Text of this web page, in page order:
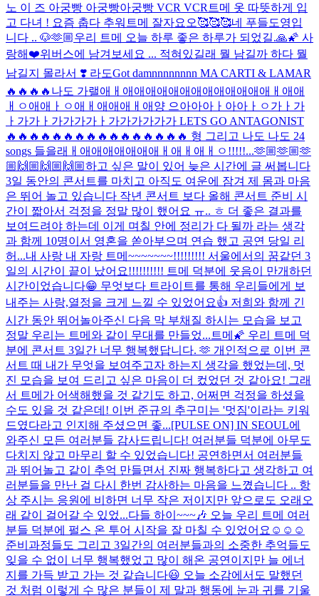
노 이 즈 아궁빵 아궁빵아궁빵 VCR VCR 트메 옷 따뜻하게 입
고 다녀 ! 요즘 춥다 추워 트메 잘자요오🥰🥰🥰네 푸들도영입
니다 .. 🐶🫶🏼우리 트메 오늘 하루 좋은 하루가 되었길.🙏🌠 사
랑해❤️위버스에 남겨보세요 ... 적혀있길래 뭘 남길까 하다 뭘
남길지 몰라서 ❣️ 라도Got damnnnnnnnn MA CARTI & LAMAR
🔥🔥🔥🔥나도 가랠애ㅐ애애애애애애애애애애애애애ㅐ애애
ㅐㅇ애애ㅏㅇ애ㅐ애애애ㅐ애양 으아아아ㅏ아아ㅏㅇ가ㅏ가
ㅏ가가ㅏ가가가가ㅏ가가가가가가 LETS GO ANTAGONIST
🔥🔥🔥🔥🔥🔥🔥🔥🔥🔥🔥🔥🔥🔥🔥🔥 형 그리고 나도 나도 24
songs 들을래ㅐ애애애애애애애ㅐ애ㅐ애ㅐㅇ!!!!!...🫶🏼🫶🏼🫶
🏼🙌🏼🙌🏼🙌🏼하고 싶은 말이 있어 늦은 시간에 글 써봅니다
3일 동안의 콘서트를 마치고 아직도 여운에 잠겨 제 몸과 마음
은 뛰어 놀고 있습니다 작년 콘서트 보다 올해 콘서트 준비 시
간이 짧아서 걱정을 정말 많이 했어요 ㅠ.. ㅎ 더 좋은 결과를
보여드려야 하는데 이게 며칠 안에 정리가 다 될까 라는 생각
과 함께 10명이서 영혼을 쏟아부으며 연습 했고 공연 당일 리
허...내 사랑 내 자랑 트메~~~~~~~!!!!!!!!! 서울에서의 꿈같던 3
일의 시간이 끝이 났어요!!!!!!!!!! 트메 덕분에 웃음이 만개하던
시간이었습니다😁 무엇보다 트라이트를 통해 우리들에게 보
내주는 사랑,열정을 크게 느낄 수 있었어요👍 저희와 함께 긴
시간 동안 뛰어놀아주신 다음 막 부채질 하시는 모습을 보고
정말 우리는 트메와 같이 무대를 만들었... 트메🌠 우리 트메 덕
분에 콘서트 3일간 너무 행복했답니다. 🫶 개인적으로 이번 콘
서트 때 내가 무엇을 보여주고자 하는지 생각을 했었는데, 멋
진 모습을 보여 드리고 싶은 마음이 더 컸었던 것 같아요! 그래
서 트메가 어색해했을 것 같기도 하고, 어쩌면 걱정을 하셨을
수도 있을 것 같은데! 이번 준규의 추구미는 '멋짐'이라는 키워
드였다라고 인지해 주셨으면 좋...[PULSE ON] IN SEOUL에
와주신 모든 여러분들 감사드립니다! 여러분들 덕분에 아무도
다치지 않고 마무리 할 수 있었습니다! 공연하면서 여러분들
과 뛰어놀고 같이 추억 만들면서 진짜 행복하다고 생각하고 여
러분들을 만난 걸 다시 한번 감사하는 마음을 느꼈습니다 .. 항
상 주시는 응원에 비하면 너무 작은 저이지만 앞으로도 오래오
래 같이 걸어갈 수 있었...다들 하이~~~🎶 오늘 우리 트메 여러
분들 덕분에 펄스 온 투어 시작을 잘 마칠 수 있었어요☺️☺️☺️
준비과정들도 그리고 3일간의 여러분들과의 소중한 추억들도
잊을 수 없이 너무 행복했었고 많이 해온 공연이지만 늘 에너
지를 가득 받고 가는 것 같습니다😃 오늘 소감에서도 말했던
것 처럼 이렇게 수 많은 분들이 제 말과 행동에 눈과 귀를 기울